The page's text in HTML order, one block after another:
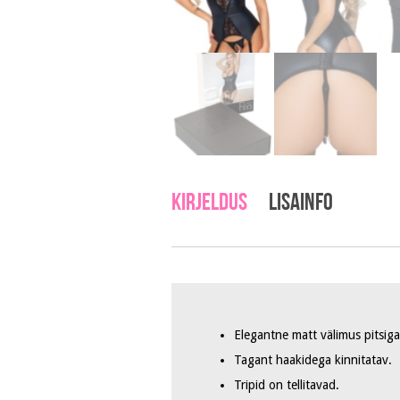
Kirjeldus Lisainfo
Elegantne matt välimus
Tagant haakidega kinnitatav.
Tripid on tellitavad.